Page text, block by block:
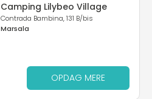
Camping Lilybeo Village
Contrada Bambina, 131 B/bis
Marsala
OPDAG MERE